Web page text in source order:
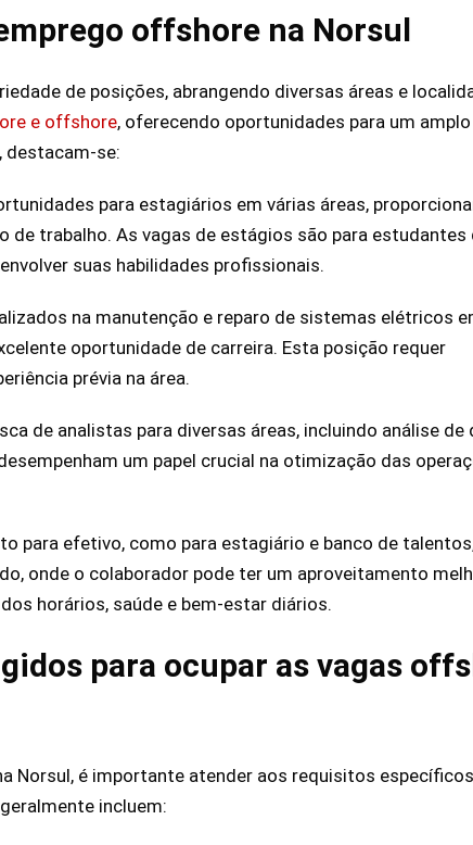
offshore na Norsul
de posições, abrangendo diversas áreas e
e offshore, oferecendo oportunidades para um
destacam-se:
para estagiários em várias áreas,
de trabalho. As vagas de estágios são para estudantes
suas habilidades profissionais.
na manutenção e reparo de sistemas elétricos
oportunidade de carreira. Esta posição requer
prévia na área.
de analistas para diversas áreas, incluindo análise de
um papel crucial na otimização das
para efetivo, como para estagiário e banco de
onde o colaborador pode ter um aproveitamento
horários, saúde e bem-estar diários.
para ocupar as vagas
Norsul, é importante atender aos requisitos
incluem: